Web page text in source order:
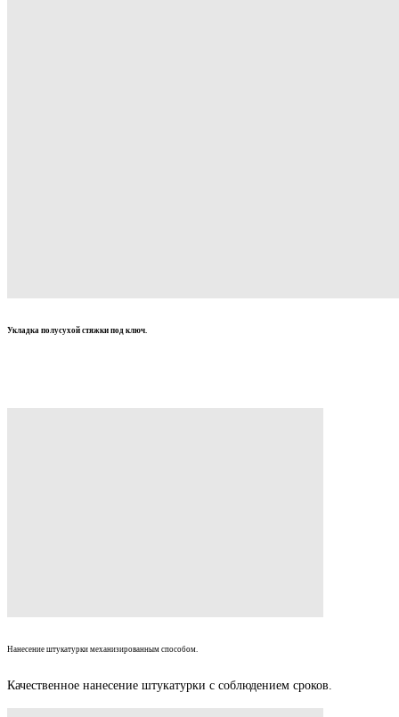
Укладка полусухой стяжки под ключ.
Нанесение штукатурки механизированным способом.
Качественное нанесение штукатурки с соблюдением сроков.